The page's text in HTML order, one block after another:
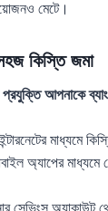
মেটে।
কিস্তি জমা
আপনাকে
ইন্টারনেটের মাধ্যমে
অ্যাপের মাধ্যমে